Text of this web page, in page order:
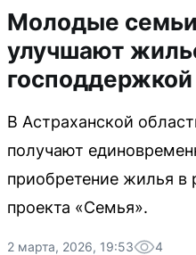
Молодые
улучшают
господдержкой
В Астраханской
получают
приобретение жилья в
проекта «Семья».
2 марта, 2026, 19:53 4